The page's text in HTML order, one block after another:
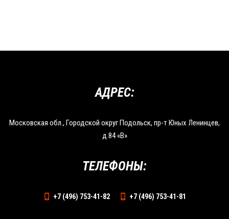
АДРЕС:
Московская обл., Городской округ Подольск, пр-т Юных Ленинцев,
д.84 «В»
ТЕЛЕФОНЫ:
+7 (496) 753-41-82 +7 (496) 753-41-81